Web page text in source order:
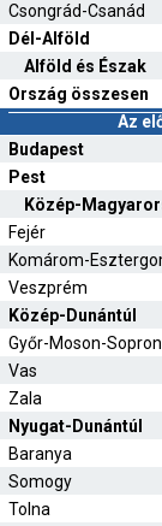
Csongrád-Csanád
Dél-Alföld
Alföld és Észak
Ország összesen
Az
Budapest
Pest
Közép-
Fejér
Komárom-
Veszprém
Közép-Dunántúl
Győr-Moson-Sopron
Vas
Zala
Nyugat-Dunántúl
Baranya
Somogy
Tolna